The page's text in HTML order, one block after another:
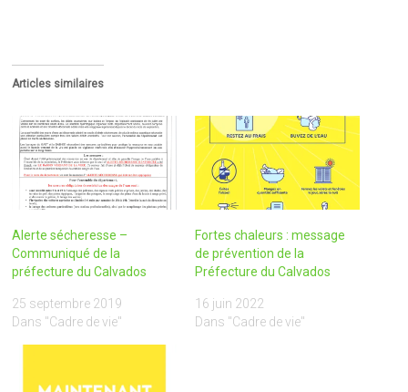
Articles similaires
Alerte sécheresse –
Communiqué de la
préfecture du Calvados
25 septembre 2019
Dans "Cadre de vie"
Fortes chaleurs : message
de prévention de la
Préfecture du Calvados
16 juin 2022
Dans "Cadre de vie"